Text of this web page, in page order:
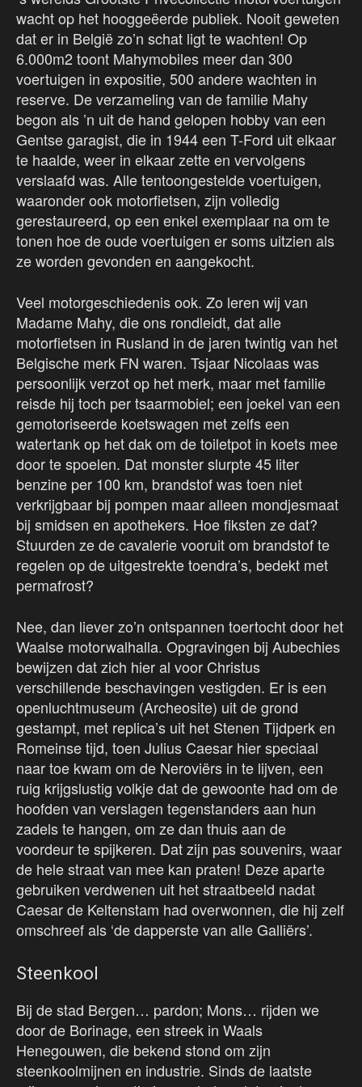
wacht op het hooggeëerde publiek. Nooit geweten
dat er in België zo’n schat ligt te wachten! Op
6.000m2 toont Mahymobiles meer dan 300
voertuigen in expositie, 500 andere wachten in
reserve. De verzameling van de familie Mahy
begon als ’n uit de hand gelopen hobby van een
Gentse garagist, die in 1944 een T-Ford uit elkaar
te haalde, weer in elkaar zette en vervolgens
verslaafd was. Alle tentoongestelde voertuigen,
waaronder ook motorfietsen, zijn volledig
gerestaureerd, op een enkel exemplaar na om te
tonen hoe de oude voertuigen er soms uitzien als
ze worden gevonden en aangekocht.
Veel motorgeschiedenis ook. Zo leren wij van
Madame Mahy, die ons rondleidt, dat alle
motorfietsen in Rusland in de jaren twintig van het
Belgische merk FN waren. Tsjaar Nicolaas was
persoonlijk verzot op het merk, maar met familie
reisde hij toch per tsaarmobiel; een joekel van een
gemotoriseerde koetswagen met zelfs een
watertank op het dak om de toiletpot in koets mee
door te spoelen. Dat monster slurpte 45 liter
benzine per 100 km, brandstof was toen niet
verkrijgbaar bij pompen maar alleen mondjesmaat
bij smidsen en apothekers. Hoe fiksten ze dat?
Stuurden ze de cavalerie vooruit om brandstof te
regelen op de uitgestrekte toendra’s, bedekt met
permafrost?
Nee, dan liever zo’n ontspannen toertocht door het
Waalse motorwalhalla. Opgravingen bij Aubechies
bewijzen dat zich hier al voor Christus
verschillende beschavingen vestigden. Er is een
openluchtmuseum (Archeosite) uit de grond
gestampt, met replica’s uit het Stenen Tijdperk en
Romeinse tijd, toen Julius Caesar hier speciaal
naar toe kwam om de Neroviërs in te lijven, een
ruig krijgslustig volkje dat de gewoonte had om de
hoofden van verslagen tegenstanders aan hun
zadels te hangen, om ze dan thuis aan de
voordeur te spijkeren. Dat zijn pas souvenirs, waar
de hele straat van mee kan praten! Deze aparte
gebruiken verdwenen uit het straatbeeld nadat
Caesar de Keltenstam had overwonnen, die hij zelf
omschreef als ‘de dapperste van alle Galliërs’.
Steenkool
Bij de stad Bergen… pardon; Mons… rijden we
door de Borinage, een streek in Waals
Henegouwen, die bekend stond om zijn
steenkoolmijnen en industrie. Sinds de laatste